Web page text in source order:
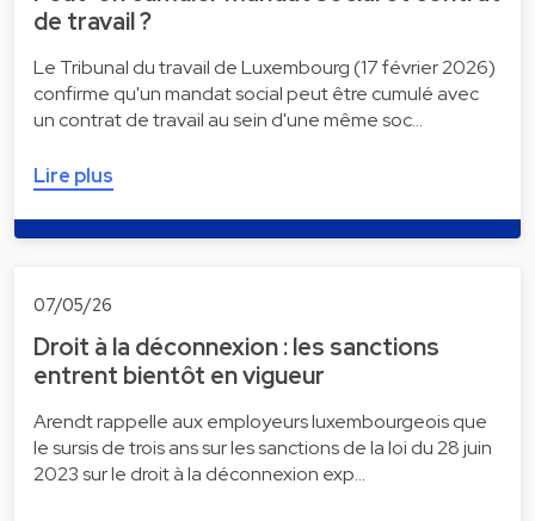
de travail ?
Le Tribunal du travail de Luxembourg (17 février 2026)
confirme qu'un mandat social peut être cumulé avec
un contrat de travail au sein d'une même soc…
Lire plus
07/05/26
Droit à la déconnexion : les sanctions
entrent bientôt en vigueur
Arendt rappelle aux employeurs luxembourgeois que
le sursis de trois ans sur les sanctions de la loi du 28 juin
2023 sur le droit à la déconnexion exp…